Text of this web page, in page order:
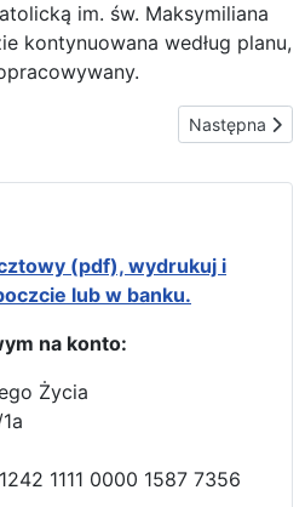
im. św. Maksymiliana
kontynuowana według planu,
u ss. karmelitanek w Santo
Następna
Następna
(pdf), wydrukuj i
lub w banku.
na konto:
Życia
1111 0000 1587 7356